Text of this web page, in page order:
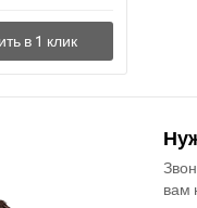
вам